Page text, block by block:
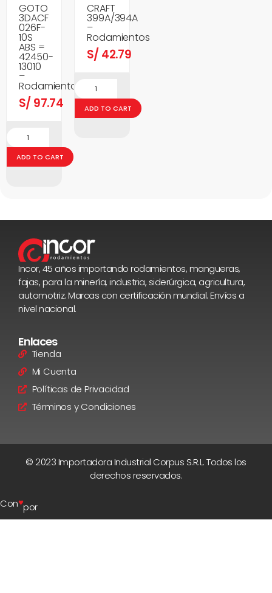
GOTO
3DACF
026F-
10S
ABS =
42450-
13010
–
Rodamientos
S/ 97.74
ADD TO CART
CRAFT
399A/394A
–
Rodamientos
S/ 42.79
ADD TO CART
Incor, 45 años importando rodamientos, mangueras,
fajas, para la minería, industria, siderúrgica, agricultura,
automotriz. Marcas con certificación mundial. Envíos a
nivel nacional.
Enlaces
Tienda
Mi Cuenta
Políticas de Privacidad
Términos y Condiciones
© 2023 Importadora Industrial Corpus S.R.L. Todos los
derechos reservados.
Con♥por